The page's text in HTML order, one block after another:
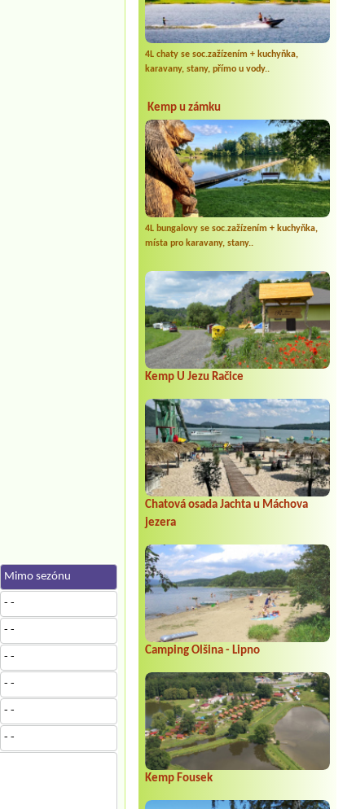
4L chaty se soc.zažízením + kuchyňka,
karavany, stany, přímo u vody..
Kemp u zámku
4L bungalovy se soc.zažízením + kuchyňka,
místa pro karavany, stany..
Kemp U Jezu Račice
Chatová osada Jachta u Máchova
jezera
Camping Olšina - Lipno
Kemp Fousek
Mimo sezónu
- -
- -
- -
- -
- -
- -